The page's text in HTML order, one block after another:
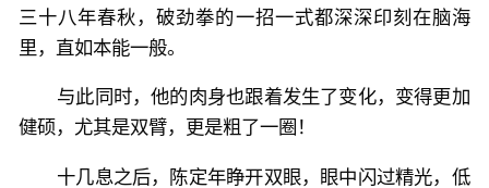
三十八年春秋，破劲拳的一招一式都深深印刻在脑海
里，直如本能一般。
与此同时，他的肉身也跟着发生了变化，变得更加
健硕，尤其是双臂，更是粗了一圈！
十几息之后，陈定年睁开双眼，眼中闪过精光，低